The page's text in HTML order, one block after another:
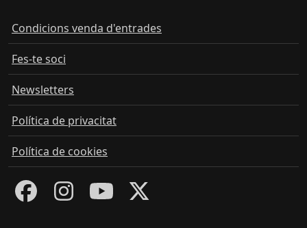
Condicions venda d'entrades
Fes-te soci
Newsletters
Política de privacitat
Política de cookies